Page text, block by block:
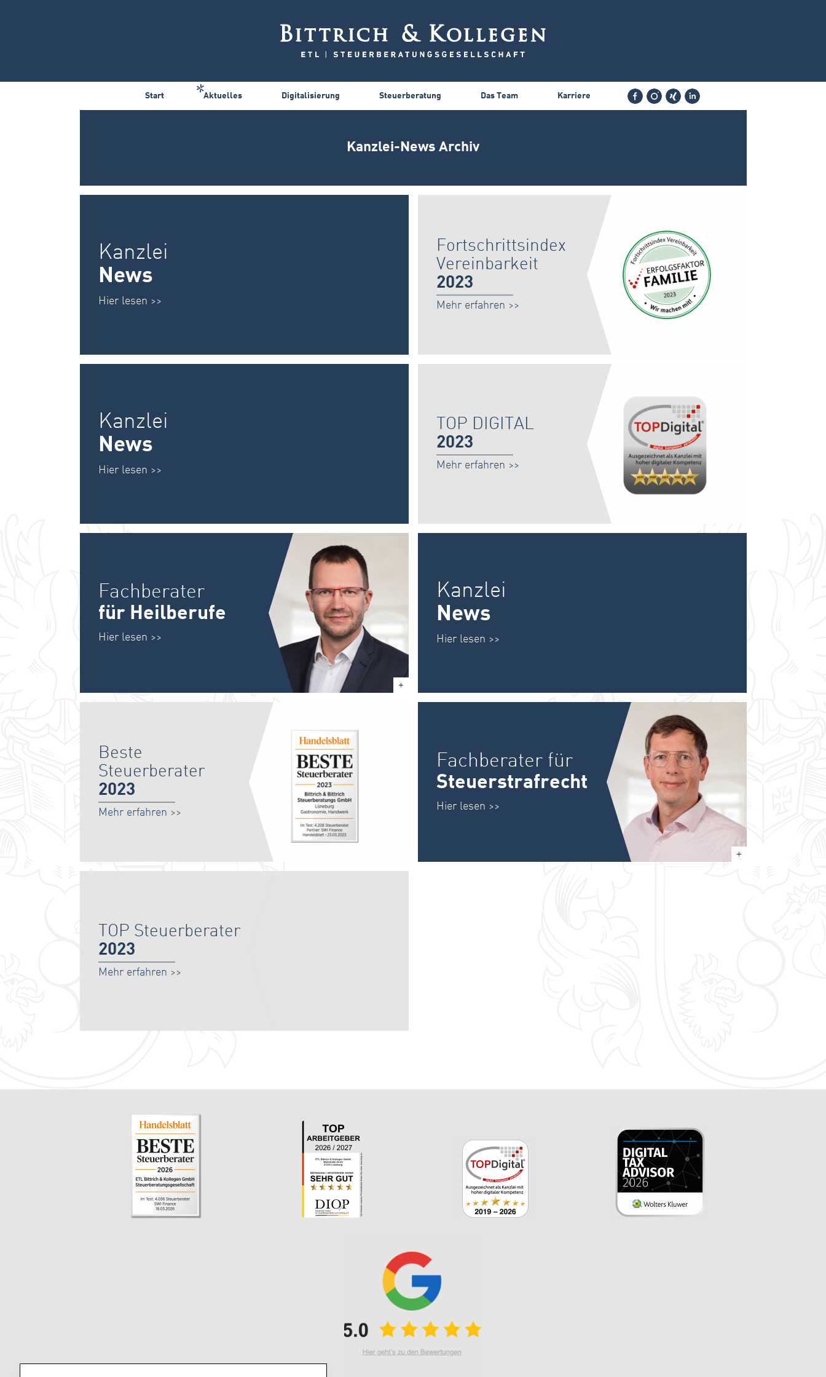
Start Aktuelles Digitalisierung Steuerberatung Das Team Karriere FacebookInstagram
xing Linkedin
Kanzlei-News Archiv
Kanzlei
News
Hier lesen >>
Fortschrittsindex
Vereinbarkeit
2023
Mehr erfahren >>
Kanzlei
News
Hier lesen >>
TOP DIGITAL
2023
Mehr erfahren >>
Fachberater
für Heilberufe
Hier lesen >>
Kanzlei
News
Hier lesen >>
Beste
Steuerberater
2023
Mehr erfahren >>
Fachberater für
Steuerstrafrecht
Hier lesen >>
TOP Steuerberater
2023
Mehr erfahren >>